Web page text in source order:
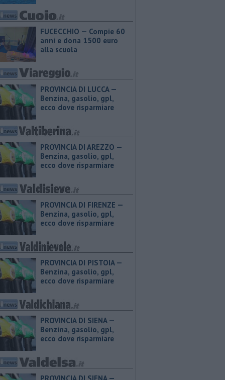
FUCECCHIO — Compie 60
anni e dona 1500 euro
alla scuola
PROVINCIA DI LUCCA — ​
Benzina, gasolio, gpl,
ecco dove risparmiare
PROVINCIA DI AREZZO — ​
Benzina, gasolio, gpl,
ecco dove risparmiare
PROVINCIA DI FIRENZE — ​
Benzina, gasolio, gpl,
ecco dove risparmiare
PROVINCIA DI PISTOIA — ​
Benzina, gasolio, gpl,
ecco dove risparmiare
PROVINCIA DI SIENA — ​
Benzina, gasolio, gpl,
ecco dove risparmiare